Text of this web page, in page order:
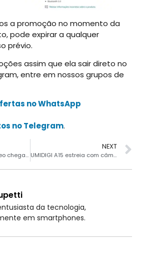
a promoção no momento da
pode expirar a qualquer
prévio.
assim que ela sair direto no
entre em nossos grupos de
no WhatsApp
no Telegram.
Motorola Edge 40 Neo chegando com IP68 e tela pOLED de 144 Hz
NEXT
UMIDIGI A15 estreia com câmera de 64MP e tela de 6.7″
da tecnologia,
em smartphones.